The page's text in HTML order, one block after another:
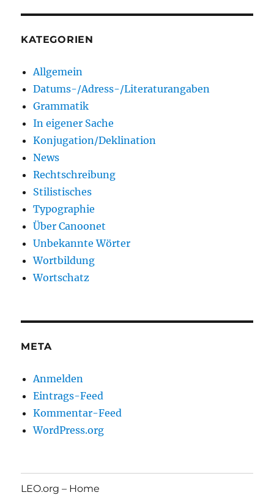
KATEGORIEN
Allgemein
Datums-/Adress-/Literaturangaben
Grammatik
In eigener Sache
Konjugation/Deklination
News
Rechtschreibung
Stilistisches
Typographie
Über Canoonet
Unbekannte Wörter
Wortbildung
Wortschatz
META
Anmelden
Eintrags-Feed
Kommentar-Feed
WordPress.org
LEO.org – Home